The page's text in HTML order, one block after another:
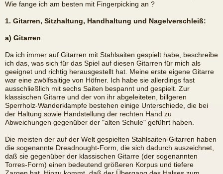
Wie fange ich am besten mit Fingerpicking an ?
1. Gitarren, Sitzhaltung, Handhaltung und Nagelverschleiß:
a) Gitarren
Da ich immer auf Gitarren mit Stahlsaiten gespielt habe, beschreibe
ich das, was sich für das Spiel auf diesen Gitarren für mich als
geeignet und richtig herausgestellt hat. Meine erste eigene Gitarre
war eine zwölfsaitige von Höfner. Ich habe sie allerdings fast
ausschließlich mit sechs Saiten bespannt und gespielt. Zur
klassischen Gitarre und der von ihr abgeleiteten, billgeren
Sperrholz-Wanderklampfe bestehen einige Unterschiede, die bei
der Haltung sowie Handstellung der rechten Hand zu
Abweichungen gegenüber der "alten Schule" geführt haben.
Die meisten der auf der Welt gespielten Stahlsaiten-Gitarren haben
die sogenannte Dreadnought-Form, die sich dadurch auszeichnet,
daß sie gegenüber der klassischen Gitarre (der sogenannten
Torres-Form) einen bedeutend größeren Korpus und tiefere